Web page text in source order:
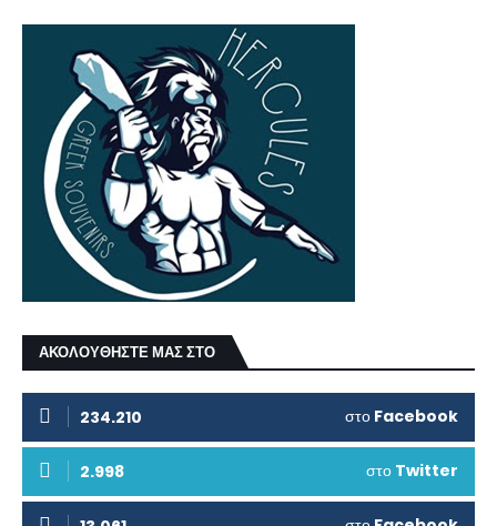
ΑΚΟΛΟΥΘΗΣΤΕ ΜΑΣ ΣΤΟ
234.210 στο Facebook
2.998 στο Twitter